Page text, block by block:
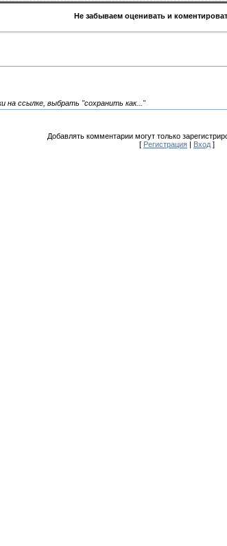
Не забываем оценивать и
на ссылке, выбрать "сохранить как..."
Добавлять комментарии могут только
[ Регистрация | Вход ]